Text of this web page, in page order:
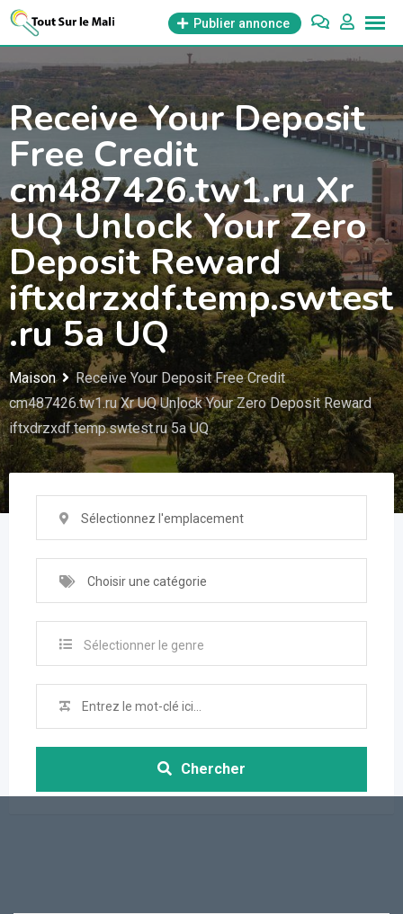
Aller
contenu
Publier annonce
Receive Your Deposit
Free Credit
cm487426.tw1.ru Xr
UQ Unlock Your Zero
Deposit Reward
iftxdrzxdf.temp.swtest
.ru 5a UQ
Maison
Receive Your Deposit Free Credit
cm487426.tw1.ru Xr UQ Unlock Your Zero Deposit Reward
iftxdrzxdf.temp.swtest.ru 5a UQ
Sélectionnez l'emplacement
Choisir une catégorie
Sélectionner le genre
Chercher